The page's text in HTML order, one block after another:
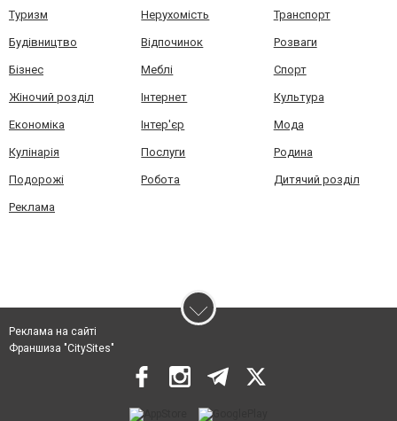
Туризм Нерухомість Транспорт
Будівництво Відпочинок Розваги
Бізнес Меблі Спорт
Жіночий розділ Інтернет Культура
Економіка Інтер'єр Мода
Кулінарія Послуги Родина
Подорожі Робота Дитячий розділ
Реклама
Реклама на сайті
Франшиза "CitySites"